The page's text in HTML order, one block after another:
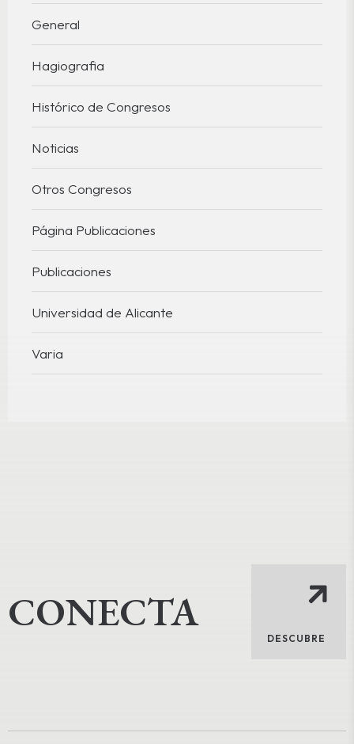
General
Hagiografia
Histórico de Congresos
Noticias
Otros Congresos
Página Publicaciones
Publicaciones
Universidad de Alicante
Varia
CONECTA
DESCUBRE